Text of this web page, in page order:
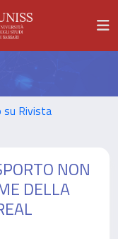
su Rivista
NON
DELLA